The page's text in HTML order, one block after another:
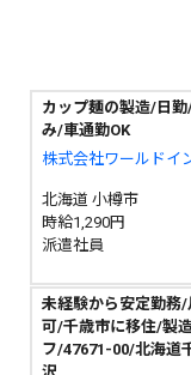
カップ麺の製造/日
み/車通勤OK
株式会社ワールドイ
北海道 小樽市
時給1,290円
派遣社員
未経験から安定勤務/
可/千歳市に移住/製
フ/47671-00/北海道